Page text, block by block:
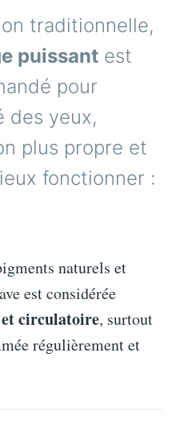
traditionnelle,
puissant est
pour
des yeux,
plus propre et
fonctionner :
naturels et
est considérée
circulatoire, surtout
régulièrement et